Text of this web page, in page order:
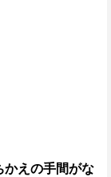
かえの手間がな